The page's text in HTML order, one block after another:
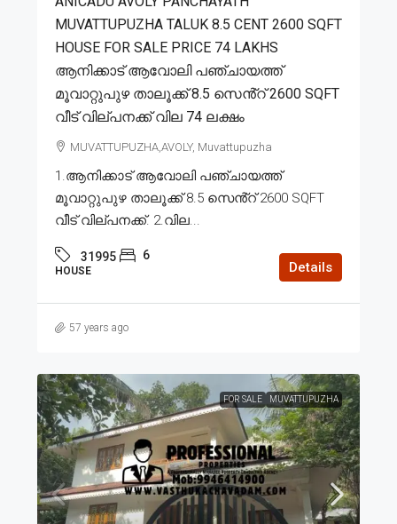
MUVATTUPUZHA TALUK 8.5 CENT 2600 SQFT
HOUSE FOR SALE PRICE 74 LAKHS
ആനിക്കാട് ആവോലി പഞ്ചായത്ത്
മൂവാറ്റുപുഴ താലൂക്ക് 8.5 സെൻ്റ് 2600 SQFT
വീട് വില്പനക്ക് വില 74 ലക്ഷം
MUVATTUPUZHA,AVOLY, Muvattupuzha
1.ആനിക്കാട് ആവോലി പഞ്ചായത്ത്
മൂവാറ്റുപുഴ താലൂക്ക് 8.5 സെൻ്റ് 2600 SQFT
വീട് വില്പനക്ക്. 2.വില...
31995 6
HOUSE Details
57 years ago
FOR SALE MUVATTUPUZHA